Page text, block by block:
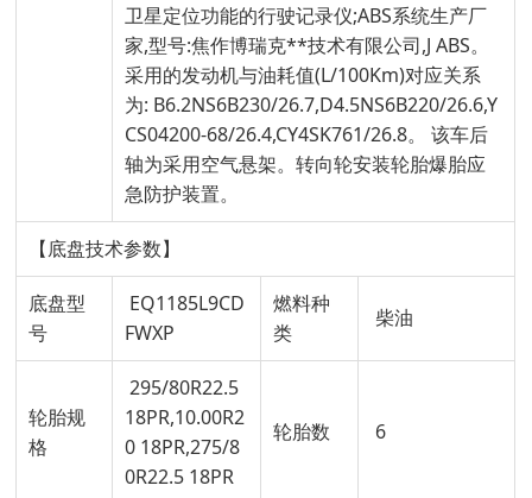
卫星定位功能的行驶记录仪;ABS系统生产厂
家,型号:焦作博瑞克**技术有限公司,J ABS。
采用的发动机与油耗值(L/100Km)对应关系
为: B6.2NS6B230/26.7,D4.5NS6B220/26.6,Y
CS04200-68/26.4,CY4SK761/26.8。 该车后
轴为采用空气悬架。转向轮安装轮胎爆胎应
急防护装置。
【底盘技术参数】
底盘型
号
EQ1185L9CD
FWXP
燃料种
类
柴油
轮胎规
格
295/80R22.5
18PR,10.00R2
0 18PR,275/8
0R22.5 18PR
轮胎数 6